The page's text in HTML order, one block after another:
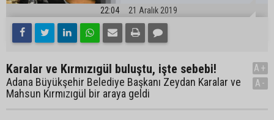
22:04 21 Aralık 2019
Karalar ve Kırmızıgül buluştu, işte sebebi!
Adana Büyükşehir Belediye Başkanı Zeydan Karalar ve
Mahsun Kırmızıgül bir araya geldi
A+
A-